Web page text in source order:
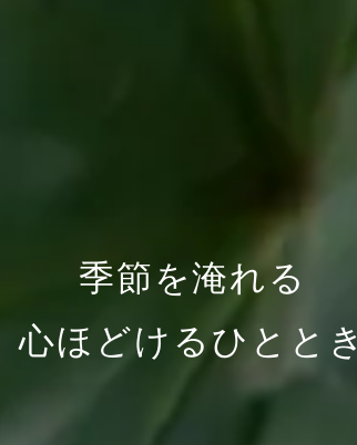
季節を淹れる
心ほどけるひととき